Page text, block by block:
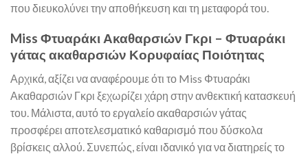
που διευκολύνει την αποθήκευση και τη μεταφορά του.
Miss Φτυαράκι Ακαθαρσιών Γκρι – Φτυαράκι
γάτας ακαθαρσιών Κορυφαίας Ποιότητας
Αρχικά, αξίζει να αναφέρουμε ότι το Miss Φτυαράκι
Ακαθαρσιών Γκρι ξεχωρίζει χάρη στην ανθεκτική κατασκευή
του. Μάλιστα, αυτό το εργαλείο ακαθαρσιών γάτας
προσφέρει αποτελεσματικό καθαρισμό που δύσκολα
βρίσκεις αλλού. Συνεπώς, είναι ιδανικό για να διατηρείς το